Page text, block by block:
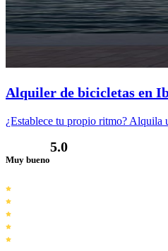
Alquiler de bicicletas en
¿Establece tu propio ritmo? Alquila
Muy bueno
5.0